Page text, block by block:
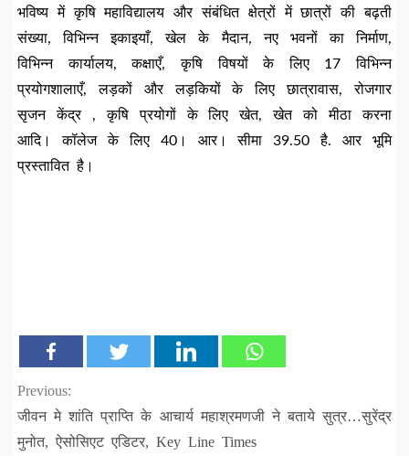
भविष्य में कृषि महाविद्यालय और संबंधित क्षेत्रों में छात्रों की बढ़ती
संख्या, विभिन्न इकाइयाँ, खेल के मैदान, नए भवनों का निर्माण,
विभिन्न कार्यालय, कक्षाएँ, कृषि विषयों के लिए 17 विभिन्न
प्रयोगशालाएँ, लड़कों और लड़कियों के लिए छात्रावास, रोजगार
सृजन केंद्र , कृषि प्रयोगों के लिए खेत, खेत को मीठा करना
आदि। कॉलेज के लिए 40। आर। सीमा 39.50 है. आर भूमि
प्रस्तावित है।
Continue
Reading
Previous:
जीवन मे शांति प्राप्ति के आचार्य महाश्रमणजी ने बताये सुत्र…सुरेंद्र
मुनोत, ऐसोसिएट एडिटर, Key Line Times